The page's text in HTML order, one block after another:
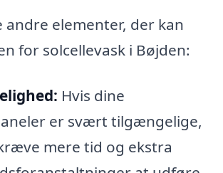
andre elementer, der kan
for solcellevask i Bøjden:
Hvis dine
er svært tilgængelige,
mere tid og ekstra